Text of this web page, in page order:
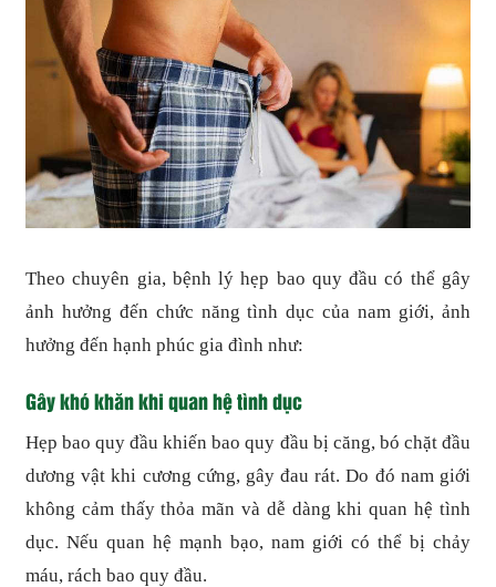
Theo chuyên gia, bệnh lý hẹp bao quy đầu có thể gây
ảnh hưởng đến chức năng tình dục của nam giới, ảnh
hưởng đến hạnh phúc gia đình như:
Gây khó khăn khi quan hệ tình dục
Hẹp bao quy đầu khiến bao quy đầu bị căng, bó chặt đầu
dương vật khi cương cứng, gây đau rát. Do đó nam giới
không cảm thấy thỏa mãn và dễ dàng khi quan hệ tình
dục. Nếu quan hệ mạnh bạo, nam giới có thể bị chảy
máu, rách bao quy đầu.